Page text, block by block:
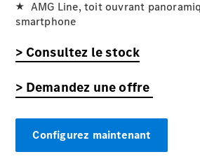
rapidement
disponibles
Tous les
Cabriolets
★ AMG Line, toit ouvrant
smartphone
> Consultez le stock
> Demandez une offre
Configurez maintenant